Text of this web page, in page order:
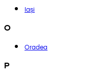
Iași
O
Oradea
P